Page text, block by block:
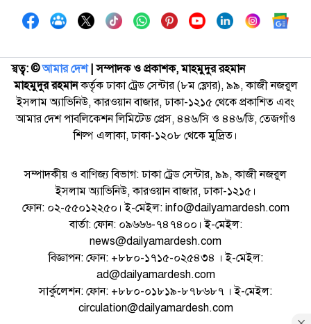
স্বত্ব: ©️আমার দেশ| সম্পাদক ও প্রকাশক, মাহমুদুর রহমান
মাহমুদুর রহমানকর্তৃক ঢাকা ট্রেড সেন্টার (৮ম ফ্লোর), ৯৯, কাজী নজরুল
ইসলাম অ্যাভিনিউ, কারওয়ান বাজার, ঢাকা-১২১৫ থেকে প্রকাশিত এবং
আমার দেশ পাবলিকেশন লিমিটেড প্রেস, ৪৪৬/সি ও ৪৪৬/ডি, তেজগাঁও
শিল্প এলাকা, ঢাকা-১২০৮ থেকে মুদ্রিত।
সম্পাদকীয় ও বাণিজ্য বিভাগ: ঢাকা ট্রেড সেন্টার, ৯৯, কাজী নজরুল
ইসলাম অ্যাভিনিউ, কারওয়ান বাজার, ঢাকা-১২১৫।
ফোন: ০২-৫৫০১২২৫০। ই-মেইল: info@dailyamardesh.com
বার্তা: ফোন: ০৯৬৬৬-৭৪৭৪০০। ই-মেইল:
news@dailyamardesh.com
বিজ্ঞাপন: ফোন: +৮৮০-১৭১৫-০২৫৪৩৪ । ই-মেইল:
ad@dailyamardesh.com
সার্কুলেশন: ফোন: +৮৮০-০১৮১৯-৮৭৮৬৮৭ । ই-মেইল:
circulation@dailyamardesh.com